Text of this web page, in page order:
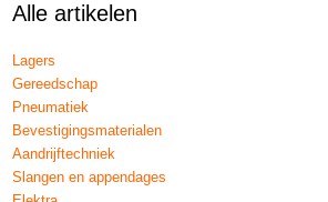
Alle artikelen
Lagers
Gereedschap
Pneumatiek
Bevestigingsmaterialen
Aandrijftechniek
Slangen en appendages